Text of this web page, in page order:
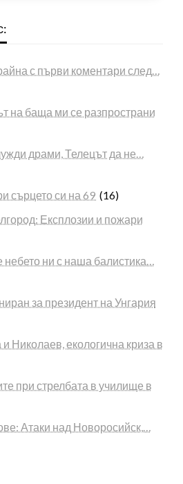
с първи коментари след…
на баща ми се разпространи
драми, Телецът да не…
сърцето си на 69 (16)
Експлозии и пожари
небето ни с наша балистика…
за президент на Унгария
Николаев, екологична криза в
при стрелбата в училище в
Атаки над Новоросийск,…